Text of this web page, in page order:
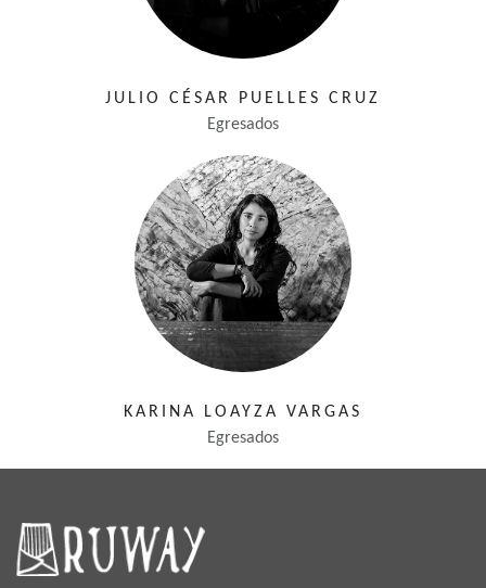
JULIO CÉSAR PUELLES CRUZ
Egresados
KARINA LOAYZA VARGAS
Egresados